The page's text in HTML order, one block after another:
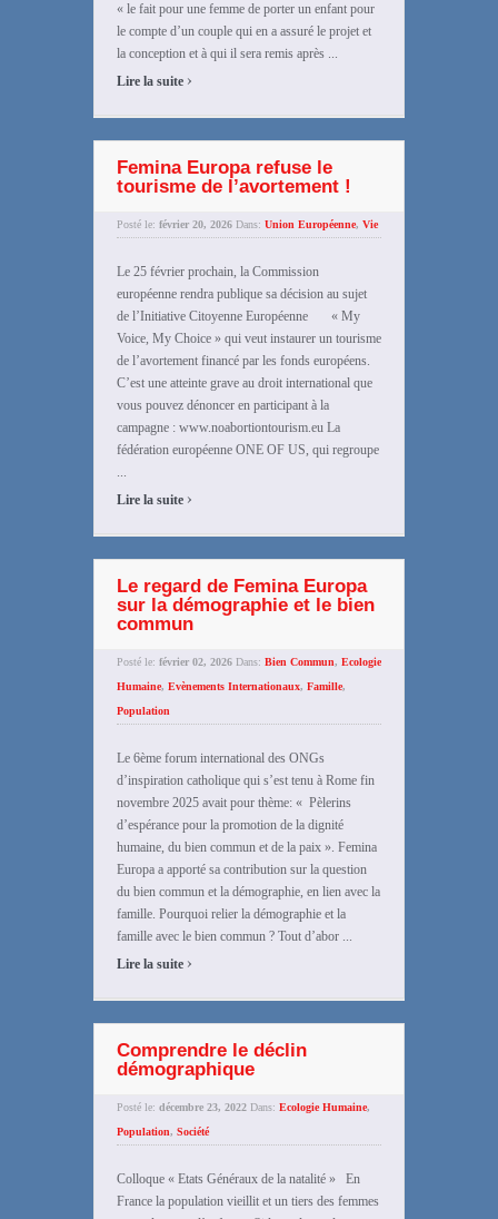
« le fait pour une femme de porter un enfant pour
le compte d’un couple qui en a assuré le projet et
la conception et à qui il sera remis après ...
Lire la suite ›
Femina Europa refuse le
tourisme de l’avortement !
Posté le: février 20, 2026 Dans: Union Européenne, Vie
Le 25 février prochain, la Commission
européenne rendra publique sa décision au sujet
de l’Initiative Citoyenne Européenne « My
Voice, My Choice » qui veut instaurer un tourisme
de l’avortement financé par les fonds européens.
C’est une atteinte grave au droit international que
vous pouvez dénoncer en participant à la
campagne : www.noabortiontourism.eu La
fédération européenne ONE OF US, qui regroupe
...
Lire la suite ›
Le regard de Femina Europa
sur la démographie et le bien
commun
Posté le: février 02, 2026 Dans: Bien Commun, Ecologie
Humaine, Evènements Internationaux, Famille,
Population
Le 6ème forum international des ONGs
d’inspiration catholique qui s’est tenu à Rome fin
novembre 2025 avait pour thème: « Pèlerins
d’espérance pour la promotion de la dignité
humaine, du bien commun et de la paix ». Femina
Europa a apporté sa contribution sur la question
du bien commun et la démographie, en lien avec la
famille. Pourquoi relier la démographie et la
famille avec le bien commun ? Tout d’abor ...
Lire la suite ›
Comprendre le déclin
démographique
Posté le: décembre 23, 2022 Dans: Ecologie Humaine,
Population, Société
Colloque « Etats Généraux de la natalité » En
France la population vieillit et un tiers des femmes